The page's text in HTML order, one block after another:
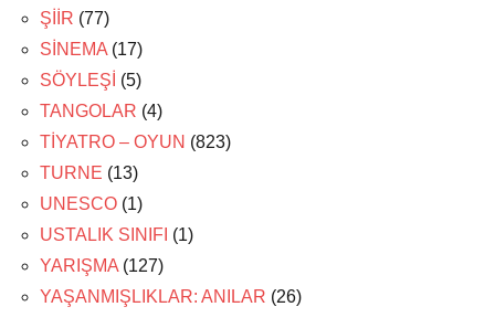
ŞİİR (77)
SİNEMA (17)
SÖYLEŞİ (5)
TANGOLAR (4)
TİYATRO – OYUN (823)
TURNE (13)
UNESCO (1)
USTALIK SINIFI (1)
YARIŞMA (127)
YAŞANMIŞLIKLAR: ANILAR (26)